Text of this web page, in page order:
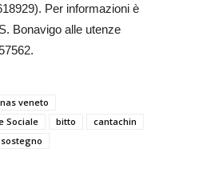
Per informazioni è
Bonavigo alle utenze
veneto
Sociale
bitto
cantachin
sostegno